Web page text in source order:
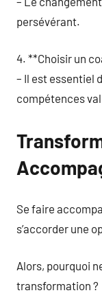
persévérant.
4. **Choisir un
– Il est essentiel
compétences
Se faire
s’accorder une
Alors, pourquoi
transformation ?